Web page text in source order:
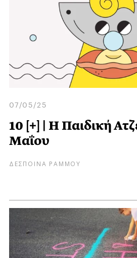
07/05/25
10 [+] | Η Παιδική
Μαΐου
ΔΕΣΠΟΙΝΑ ΡΑΜΜΟΥ